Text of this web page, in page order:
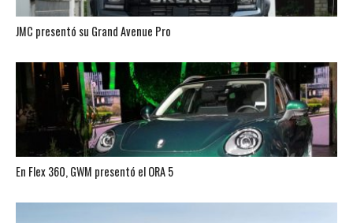
JMC presentó su Grand Avenue Pro
En Flex 360, GWM presentó el ORA 5